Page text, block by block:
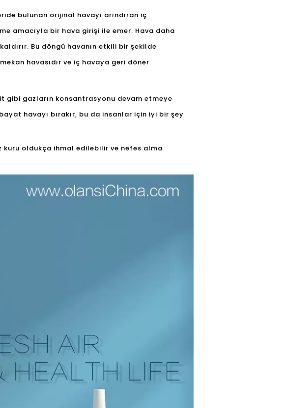
bulunan orijinal havayı arındıran iç
amacıyla bir hava girişi ile emer. Hava daha
Bu döngü havanın etkili bir şekilde
havasıdır ve iç havaya geri döner.
gibi gazların konsantrasyonu devam etmeye
havayı bırakır, bu da insanlar için iyi bir şey
kuru oldukça ihmal edilebilir ve nefes alma